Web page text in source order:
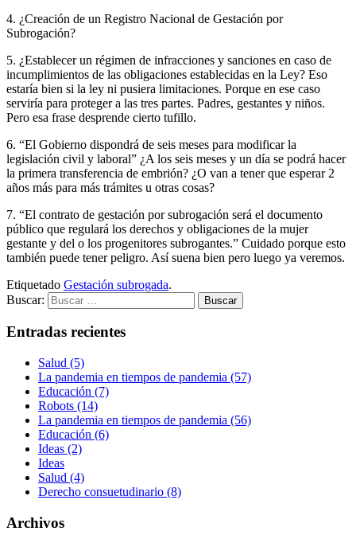
4. ¿Creación de un Registro Nacional de Gestación por
Subrogación?
5. ¿Establecer un régimen de infracciones y sanciones en caso de
incumplimientos de las obligaciones establecidas en la Ley? Eso
estaría bien si la ley ni pusiera limitaciones. Porque en ese caso
serviría para proteger a las tres partes. Padres, gestantes y niños.
Pero esa frase desprende cierto tufillo.
6. “El Gobierno dispondrá de seis meses para modificar la
legislación civil y laboral” ¿A los seis meses y un día se podrá hacer
la primera transferencia de embrión? ¿O van a tener que esperar 2
años más para más trámites u otras cosas?
7. “El contrato de gestación por subrogación será el documento
público que regulará los derechos y obligaciones de la mujer
gestante y del o los progenitores subrogantes.” Cuidado porque esto
también puede tener peligro. Así suena bien pero luego ya veremos.
Etiquetado Gestación subrogada.
Buscar:
Entradas recientes
Salud (5)
La pandemia en tiempos de pandemia (57)
Educación (7)
Robots (14)
La pandemia en tiempos de pandemia (56)
Educación (6)
Ideas (2)
Ideas
Salud (4)
Derecho consuetudinario (8)
Archivos